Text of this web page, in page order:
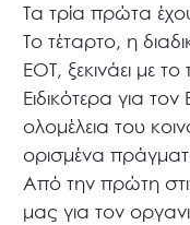
Τα τρία πρώτα
Το τέταρτο, η
ΕΟΤ, ξεκινάει με
Ειδικότερα για
ολομέλεια του
ορισμένα
Από την πρώτη
μας για τον